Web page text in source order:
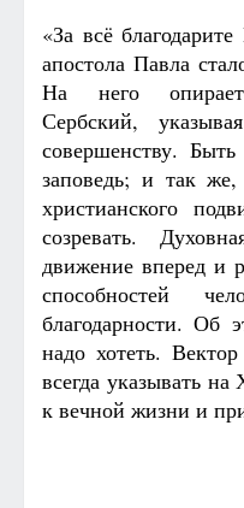
«За всё
апостола Павла
На него
Сербский,
совершенству.
заповедь; и так
христианского
созревать.
движение вперед и
способностей
благодарности. Об
надо хотеть.
всегда указывать
к вечной жизни и